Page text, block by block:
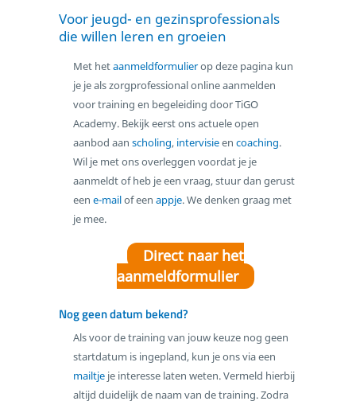
Voor jeugd- en gezinsprofessionals
die willen leren en groeien
Met hetaanmeldformulierop deze pagina kun
je je als zorgprofessional online aanmelden
voor training en begeleiding door TiGO
Academy. Bekijk eerst ons actuele open
aanbod aan scholing, intervisieen coaching.
Wil je met ons overleggen voordat je je
aanmeldt of heb je een vraag, stuur dan gerust
een e-mailof een appje. We denken graag met
je mee.
Direct naar het
aanmeldformulier
Nog geen datum bekend?
Als voor de training van jouw keuze nog geen
startdatum is ingepland, kun je ons via een
mailtje je interesse laten weten. Vermeld hierbij
altijd duidelijk de naam van de training. Zodra
Scholing
Intervisie
Coaching
Incompany
Over TiGO Academy
Aanmelden
Houd mij op de hoogte